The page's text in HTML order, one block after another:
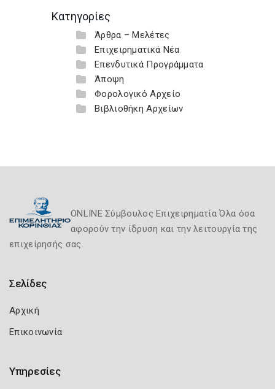
Κατηγορίες
Άρθρα – Μελέτες
Επιχειρηματικά Νέα
Επενδυτικά Προγράμματα
Άποψη
Φορολογικό Αρχείο
Βιβλιοθήκη Αρχείων
ONLINE Σύμβουλος Επιχειρηματία Όλα όσα
αφορούν την ίδρυση και την λειτουργία της
επιχείρησής σας.
Σελίδες
Αρχική
Επικοινωνία
Υπηρεσίες